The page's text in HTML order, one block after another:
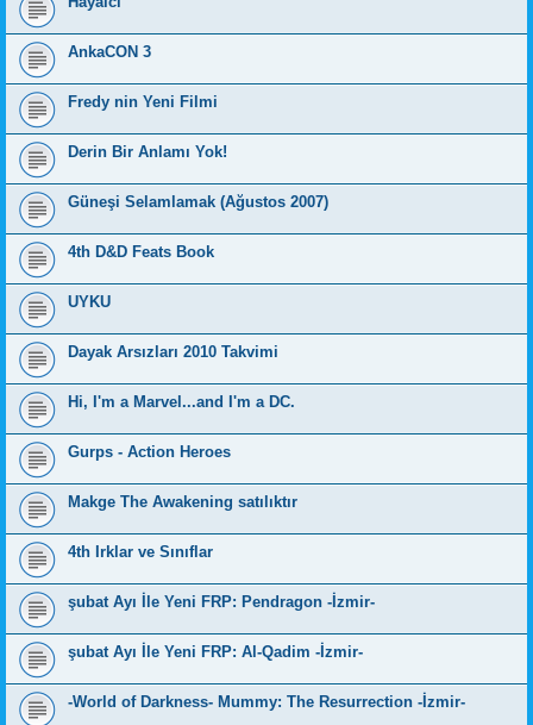
AnkaCON 3
Fredy nin Yeni Filmi
Derin Bir Anlamı Yok!
Güneşi Selamlamak (Ağustos 2007)
4th D&D Feats Book
UYKU
Dayak Arsızları 2010 Takvimi
Hi, I'm a Marvel...and I'm a DC.
Gurps - Action Heroes
Makge The Awakening satılıktır
4th Irklar ve Sınıflar
şubat Ayı İle Yeni FRP: Pendragon -İzmir-
şubat Ayı İle Yeni FRP: Al-Qadim -İzmir-
-World of Darkness- Mummy: The Resurrection -İzmir-